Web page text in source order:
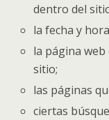
dentro del
la fecha y
la página
sitio;
las páginas
ciertas